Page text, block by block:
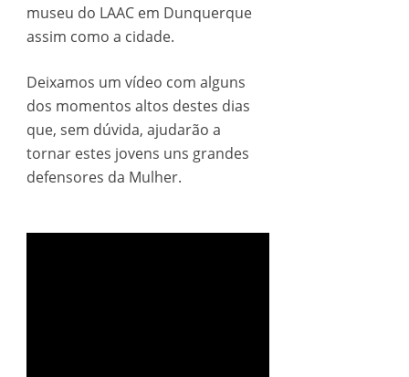
museu do LAAC em Dunquerque
assim como a cidade.
Deixamos um vídeo com alguns
dos momentos altos destes dias
que, sem dúvida, ajudarão a
tornar estes jovens uns grandes
defensores da Mulher.